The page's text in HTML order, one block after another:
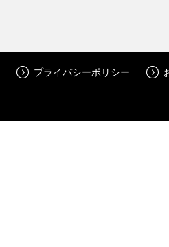
プライバシーポリシー